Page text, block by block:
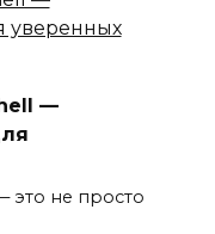
—
это не просто